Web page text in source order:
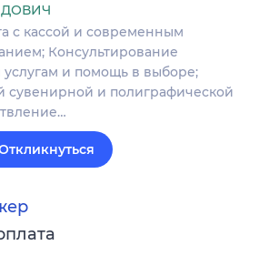
с кассой и современным
Консультирование
и помощь в выборе;
сувенирной и полиграфической